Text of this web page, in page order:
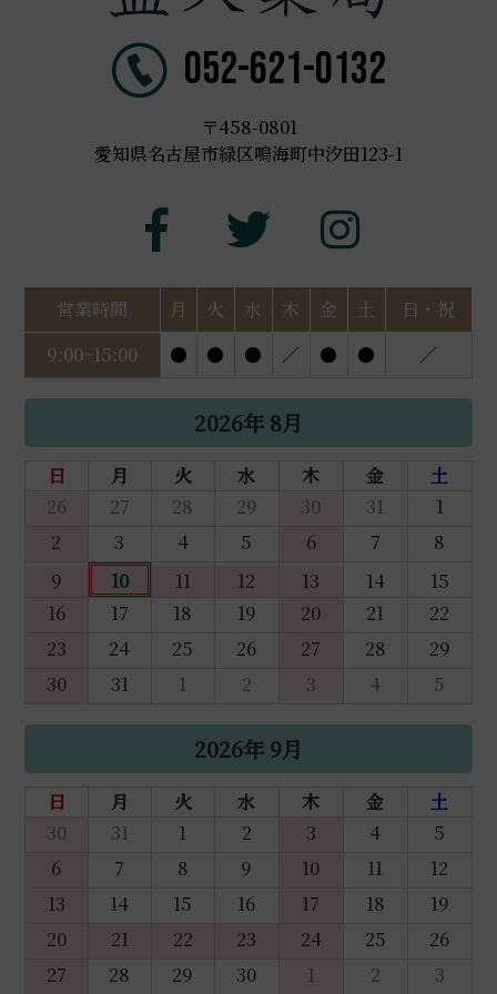
052-621-0132
〒458-0801
愛知県名古屋市緑区鳴海町中汐田123-1
営業時間 月 火 水 木 金 土
日・祝
9:00~15:00
● ● ● ／ ● ● ／
2026年 8月
日 月 火 水 木 金
土
26
27 28 29 30 31
1
2
3 4 5 6 7
8
9
10 11 12 13 14
15
16
17 18 19 20 21
22
23
24 25 26 27 28
29
30
31 1 2 3 4 5
2026年 9月
日 月 火 水 木 金
土
30
31 1 2 3 4
5
6
7 8 9 10 11
12
13
14 15 16 17 18
19
20
21 22 23 24 25
26
27
28 29 30 1 2 3